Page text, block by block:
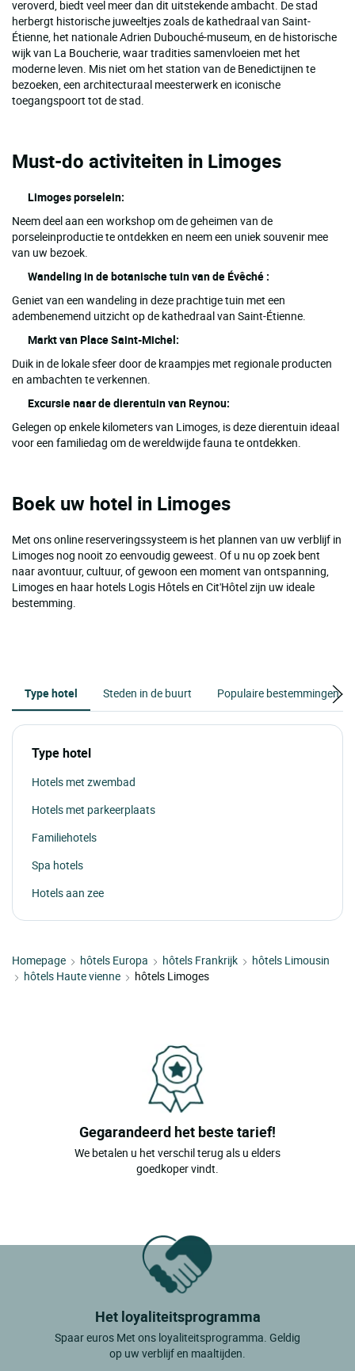
veroverd, biedt veel meer dan dit uitstekende ambacht. De stad
herbergt historische juweeltjes zoals de kathedraal van Saint-
Étienne, het nationale Adrien Dubouché-museum, en de historische
wijk van La Boucherie, waar tradities samenvloeien met het
moderne leven. Mis niet om het station van de Benedictijnen te
bezoeken, een architecturaal meesterwerk en iconische
toegangspoort tot de stad.
Must-do activiteiten in Limoges
Limoges porselein:
Neem deel aan een workshop om de geheimen van de
porseleinproductie te ontdekken en neem een uniek souvenir mee
van uw bezoek.
Wandeling in de botanische tuin van de Évêché :
Geniet van een wandeling in deze prachtige tuin met een
adembenemend uitzicht op de kathedraal van Saint-Étienne.
Markt van Place Saint-Michel:
Duik in de lokale sfeer door de kraampjes met regionale producten
en ambachten te verkennen.
Excursie naar de dierentuin van Reynou:
Gelegen op enkele kilometers van Limoges, is deze dierentuin ideaal
voor een familiedag om de wereldwijde fauna te ontdekken.
Boek uw hotel in Limoges
Met ons online reserveringssysteem is het plannen van uw verblijf in
Limoges nog nooit zo eenvoudig geweest. Of u nu op zoek bent
naar avontuur, cultuur, of gewoon een moment van ontspanning,
Limoges en haar hotels Logis Hôtels en Cit'Hôtel zijn uw ideale
bestemming.
Type hotel Steden in de buurt Populaire bestemmingen
Type hotel
Hotels met zwembad
Hotels met parkeerplaats
Familiehotels
Spa hotels
Hotels aan zee
Homepage hôtels Europa hôtels Frankrijk
hôtels Limousin
hôtels Haute vienne
hôtels Limoges
Gegarandeerd het beste tarief!
We betalen u het verschil terug als u elders
goedkoper vindt.
Het loyaliteitsprogramma
Spaar euros Met ons loyaliteitsprogramma. Geldig
op uw verblijf en maaltijden.